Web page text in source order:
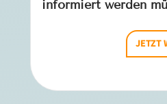
informiert werden
JETZT